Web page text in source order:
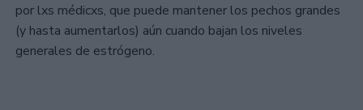
por lxs médicxs, que puede mantener los pechos grandes
(y hasta aumentarlos) aún cuando bajan los niveles
generales de estrógeno.